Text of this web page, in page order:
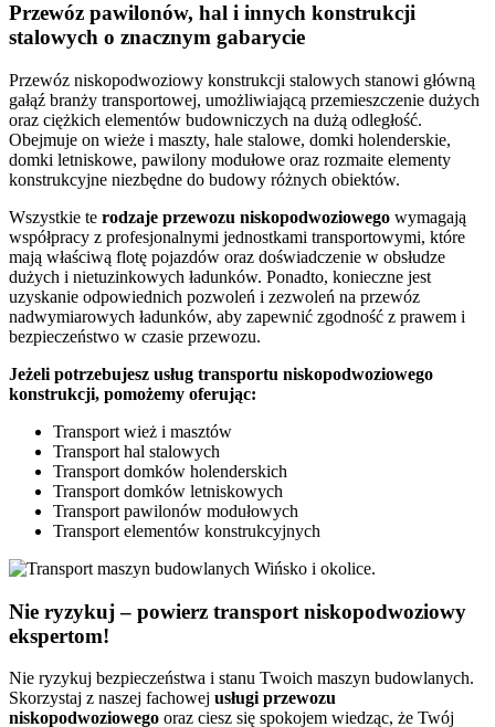
Przewóz pawilonów, hal i innych konstrukcji
stalowych o znacznym gabarycie
Przewóz niskopodwoziowy konstrukcji stalowych stanowi główną
gałąź branży transportowej, umożliwiającą przemieszczenie dużych
oraz ciężkich elementów budowniczych na dużą odległość.
Obejmuje on wieże i maszty, hale stalowe, domki holenderskie,
domki letniskowe, pawilony modułowe oraz rozmaite elementy
konstrukcyjne niezbędne do budowy różnych obiektów.
Wszystkie te rodzaje przewozu niskopodwoziowego wymagają
współpracy z profesjonalnymi jednostkami transportowymi, które
mają właściwą flotę pojazdów oraz doświadczenie w obsłudze
dużych i nietuzinkowych ładunków. Ponadto, konieczne jest
uzyskanie odpowiednich pozwoleń i zezwoleń na przewóz
nadwymiarowych ładunków, aby zapewnić zgodność z prawem i
bezpieczeństwo w czasie przewozu.
Jeżeli potrzebujesz usług transportu niskopodwoziowego
konstrukcji, pomożemy oferując:
Transport wież i masztów
Transport hal stalowych
Transport domków holenderskich
Transport domków letniskowych
Transport pawilonów modułowych
Transport elementów konstrukcyjnych
Nie ryzykuj – powierz transport niskopodwoziowy
ekspertom!
Nie ryzykuj bezpieczeństwa i stanu Twoich maszyn budowlanych.
Skorzystaj z naszej fachowej usługi przewozu
niskopodwoziowego oraz ciesz się spokojem wiedząc, że Twój